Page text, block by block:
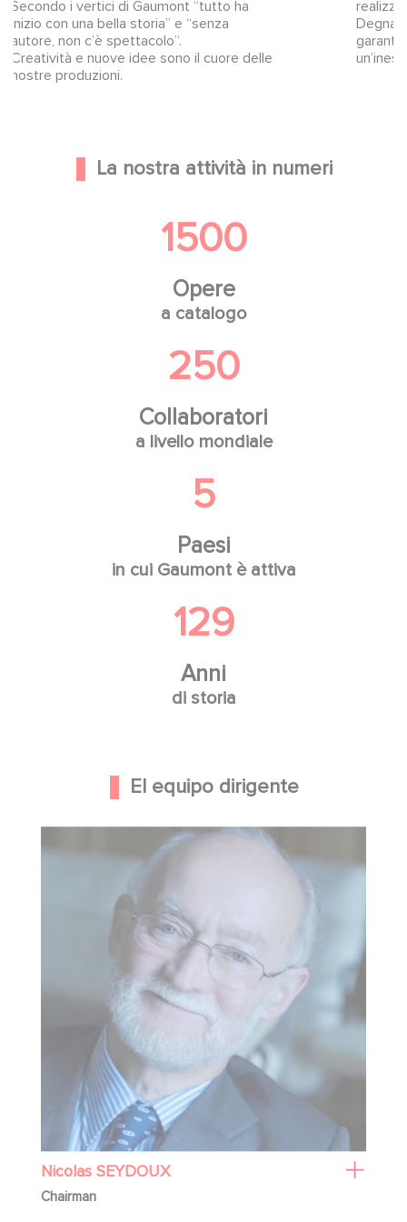
realizzare i migliori progetti possibili.
Degna di fiducia, onesta e affidabile,
garantisce valori rari da cui scaturisce
un’inesauribile creatività.
La nostra attività in numeri
1500
Opere
a catalogo
250
Collaboratori
a livello mondiale
5
Paesi
in cui Gaumont è attiva
129
Anni
di storia
El equipo dirigente
Nicolas SEYDOUX
Chairman